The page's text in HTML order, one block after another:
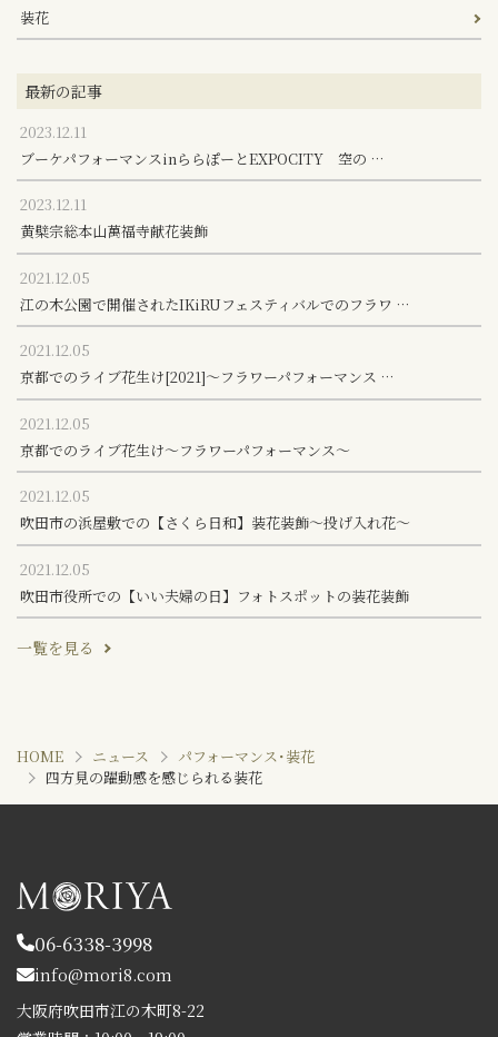
装花
最新の記事
2023.12.11
ブーケパフォーマンスinららぽーとEXPOCITY 空の …
2023.12.11
黄檗宗総本山萬福寺献花装飾
2021.12.05
江の木公園で開催されたIKiRUフェスティバルでのフラワ …
2021.12.05
京都でのライブ花生け[2021]～フラワーパフォーマンス …
2021.12.05
京都でのライブ花生け～フラワーパフォーマンス～
2021.12.05
吹田市の浜屋敷での【さくら日和】装花装飾～投げ入れ花～
2021.12.05
吹田市役所での【いい夫婦の日】フォトスポットの装花装飾
一覧を見る
HOME ニュース
パフォーマンス･装花
四方見の躍動感を感じられる装花
06-6338-3998
info@mori8.com
大阪府吹田市江の木町8-22